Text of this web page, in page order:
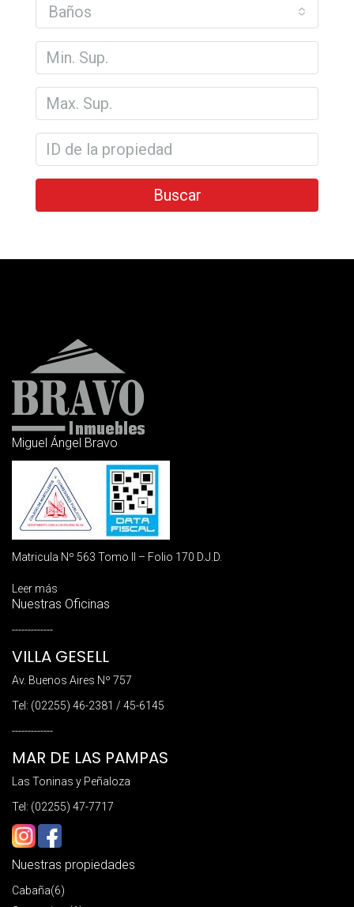
Baños
Buscar
Miguel Ángel Bravo
Matricula Nº 563 Tomo II – Folio 170 D.J.D.
Leer más
Nuestras Oficinas
-------------
VILLA GESELL
Av. Buenos Aires Nº 757
Tel: (02255) 46-2381 / 45-6145
-------------
MAR DE LAS PAMPAS
Las Toninas y Peñaloza
Tel: (02255) 47-7717
Nuestras propiedades
Cabaña(6)